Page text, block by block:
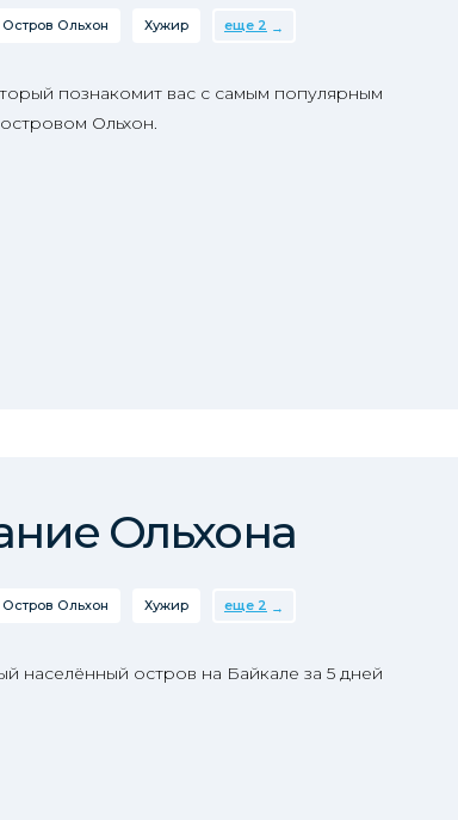
Остров Ольхон Хужир еще 2
познакомит вас с самым популярным
Ольхон.
Ольхона
Остров Ольхон Хужир еще 2
населённый остров на Байкале за 5 дней